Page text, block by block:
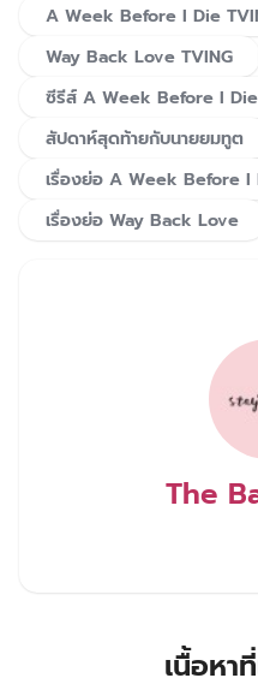
A Week Before I Die
Way Back Love TVING
ซีรีส์ A Week Before I Die
สัปดาห์สุดท้ายกับนายยมทูต
เรื่องย่อ A Week Before I
เรื่องย่อ Way Back Love
The
เนื้อหา